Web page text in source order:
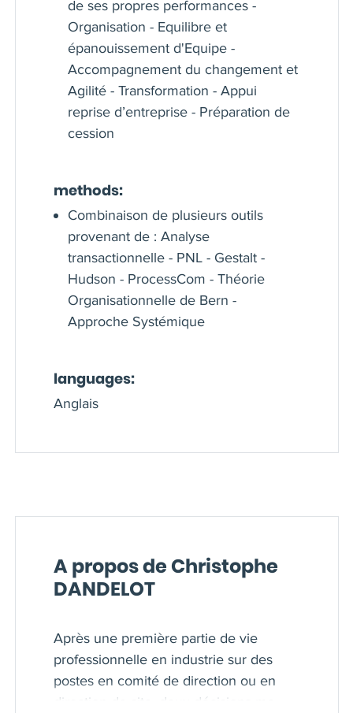
de ses propres performances -
Organisation - Equilibre et
épanouissement d'Equipe -
Accompagnement du changement et
Agilité - Transformation - Appui
reprise d’entreprise - Préparation de
cession
methods:
Combinaison de plusieurs outils
provenant de : Analyse
transactionnelle - PNL - Gestalt -
Hudson - ProcessCom - Théorie
Organisationnelle de Bern -
Approche Systémique
languages:
Anglais
A propos de Christophe
DANDELOT
Après une première partie de vie
professionnelle en industrie sur des
postes en comité de direction ou en
direction de site, deux décisions me